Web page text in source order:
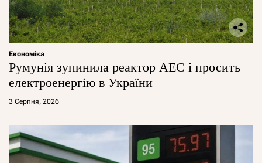
Економіка
Румунія зупинила реактор АЕС і просить
електроенергію в України
3 Серпня, 2026